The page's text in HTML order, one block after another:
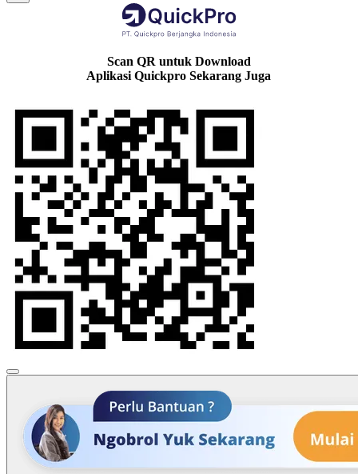
Scan QR untuk Download
Aplikasi Quickpro Sekarang Juga